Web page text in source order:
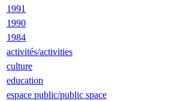
1991
1990
1984
activités/activities
culture
education
espace public/public space